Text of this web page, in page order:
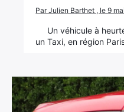
Par Julien Barthet , le 9
Un véhicule à
un Taxi, en région